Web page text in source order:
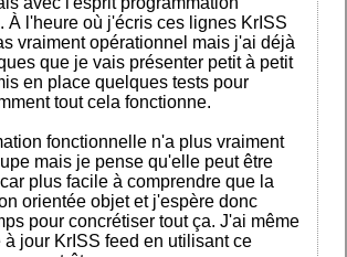
À l'heure où j'écris ces lignes KrISS
vraiment opérationnel mais j'ai déjà
que je vais présenter petit à petit
en place quelques tests pour
tout cela fonctionne.
fonctionnelle n'a plus vraiment
mais je pense qu'elle peut être
plus facile à comprendre que la
orientée objet et j'espère donc
pour concrétiser tout ça. J'ai même
à jour KrISS feed en utilisant ce